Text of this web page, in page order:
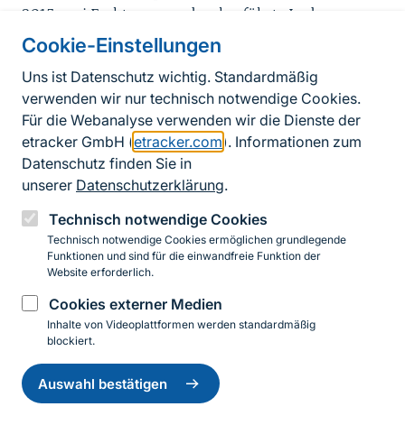
Cookie-Einstellungen
Uns ist Datenschutz wichtig. Standardmäßig
verwenden wir nur technisch notwendige Cookies.
Für die Webanalyse verwenden wir die Dienste der
etracker GmbH (etracker.com ). Informationen zum
Datenschutz finden Sie in
unserer Datenschutzerklärung.
Technisch notwendige Cookies
Technisch notwendige Cookies ermöglichen grundlegende
Funktionen und sind für die einwandfreie Funktion der
Website erforderlich.
Cookies externer Medien
Inhalte von Videoplattformen werden standardmäßig
blockiert.
Auswahl bestätigen
Einwilligung
zurückziehen
2015 zwei Fachtagungen durchgeführt. In den
Tagungsbänden (NaBiV 127 und 152) werden Beiträge
zu Managementmaßnahmen wie kontrolliertes
Brennen, Beweidung, Mahd und Energieholznutzung
vorgestellt. Die Beispiele zeigen wie die Erhaltung
wertvoller Offenlandlebensräume auch unter den
Bedingungen eines aktiven Übungsbetrieb sowie auf
stillgelegten Plätzen trotz Munitionsbelastung
gelingen können.
Weitere Informationen zu dieser Thematik sind auch
der Broschüre "Natura 2000 - Kooperation von
Naturschutz und Nutzern" sowie dem Tagungsband
zum "Offenlandmanagement außerhalb
landwirtschaftlicher Nutzflächen" zu entnehmen
(NaBiV 73).
Halboffene Weidelandschaften